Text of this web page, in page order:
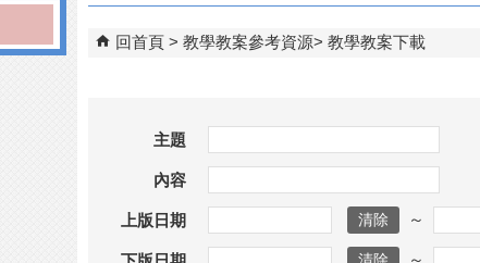
回首頁 教學教案參考資源 教學教案下載
主題
內容
上版日期 ～
～